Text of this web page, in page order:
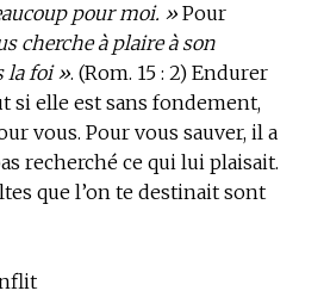
pour moi. »Pour
cherche à plaire à son
la foi ». (Rom. 15 : 2) Endurer
si elle est sans fondement,
vous. Pour vous sauver, il a
recherché ce qui lui plaisait.
que l’on te destinait sont